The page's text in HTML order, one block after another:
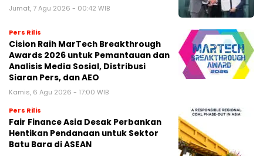
Jumat, 7 Agu 2026 - 00:42 WIB
Pers Rilis
Cision Raih MarTech Breakthrough
Awards 2026 untuk Pemantauan dan
Analisis Media Sosial, Distribusi
Siaran Pers, dan AEO
Kamis, 6 Agu 2026 - 17:00 WIB
Pers Rilis
Fair Finance Asia Desak Perbankan
Hentikan Pendanaan untuk Sektor
Batu Bara di ASEAN